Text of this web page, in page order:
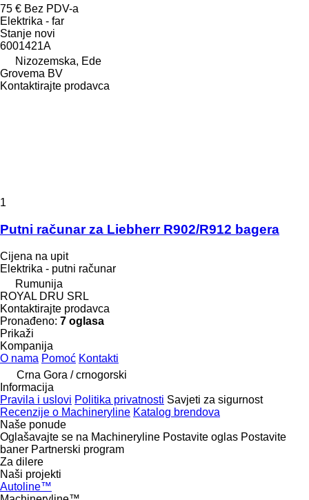
75 € Bez PDV-a
Elektrika - far
Stanje novi
6001421A
Nizozemska, Ede
Grovema BV
Kontaktirajte prodavca
1
Putni računar za Liebherr R902/R912 bagera
Cijena na upit
Elektrika - putni računar
Rumunija
ROYAL DRU SRL
Kontaktirajte prodavca
Pronađeno: 7 oglasa
Prikaži
Kompanija
O nama Pomoć Kontakti
Crna Gora / crnogorski
Informacija
Pravila i uslovi Politika privatnosti Savjeti za sigurnost
Recenzije o Machineryline Katalog brendova
Naše ponude
Oglašavajte se na Machineryline Postavite oglas Postavite
baner Partnerski program
Za dilere
Naši projekti
Autoline™